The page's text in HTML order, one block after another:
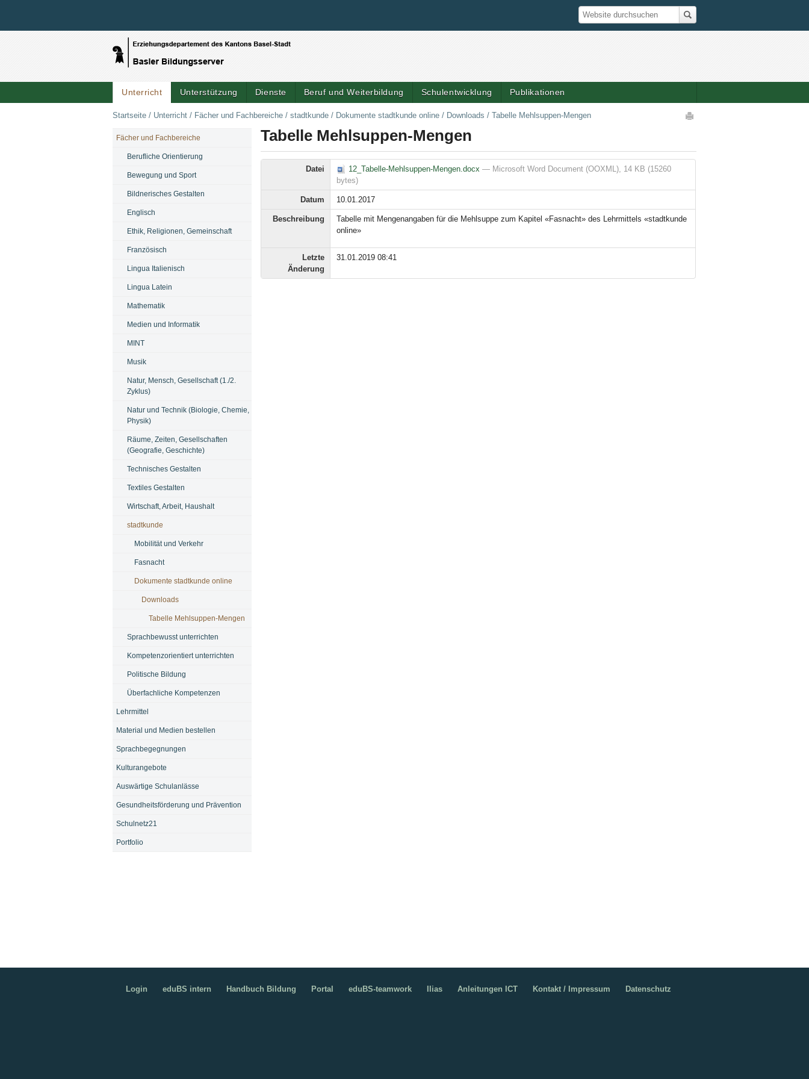
Suche
Website durchsuchen
Unterricht Unterstützung Dienste Beruf und Weiterbildung Schulentwicklung Publikationen
Startseite / Unterricht / Fächer und Fachbereiche / stadtkunde / Dokumente stadtkunde online / Downloads / Tabelle Mehlsuppen-Mengen
Tabelle Mehlsuppen-Mengen
Datei 12_Tabelle-Mehlsuppen-Mengen.docx — Microsoft Word Document (OOXML), 14 KB (15260
bytes)
Datum 10.01.2017
Beschreibung
Tabelle mit Mengenangaben für die Mehlsuppe zum Kapitel «Fasnacht» des Lehrmittels «stadtkunde
online»
Letzte
Änderung
31.01.2019 08:41
NAVIGATION
Fächer und Fachbereiche
Berufliche Orientierung
Bewegung und Sport
Bildnerisches Gestalten
Englisch
Ethik, Religionen, Gemeinschaft
Französisch
Lingua Italienisch
Lingua Latein
Mathematik
Medien und Informatik
MINT
Musik
Natur, Mensch, Gesellschaft (1./2.
Zyklus)
Natur und Technik (Biologie, Chemie,
Physik)
Räume, Zeiten, Gesellschaften
(Geografie, Geschichte)
Technisches Gestalten
Textiles Gestalten
Wirtschaft, Arbeit, Haushalt
stadtkunde
Mobilität und Verkehr
Fasnacht
Dokumente stadtkunde online
Downloads
Tabelle Mehlsuppen-Mengen
Sprachbewusst unterrichten
Kompetenzorientiert unterrichten
Politische Bildung
Überfachliche Kompetenzen
Lehrmittel
Material und Medien bestellen
Sprachbegegnungen
Kulturangebote
Auswärtige Schulanlässe
Gesundheitsförderung und Prävention
Schulnetz21
Portfolio
Login eduBS intern Handbuch Bildung Portal eduBS-teamwork Ilias Anleitungen ICT Kontakt / Impressum Datenschutz